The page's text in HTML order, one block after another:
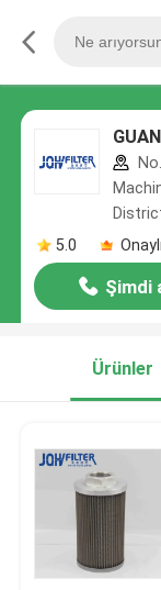
5.0
Şimdi
Ürünler